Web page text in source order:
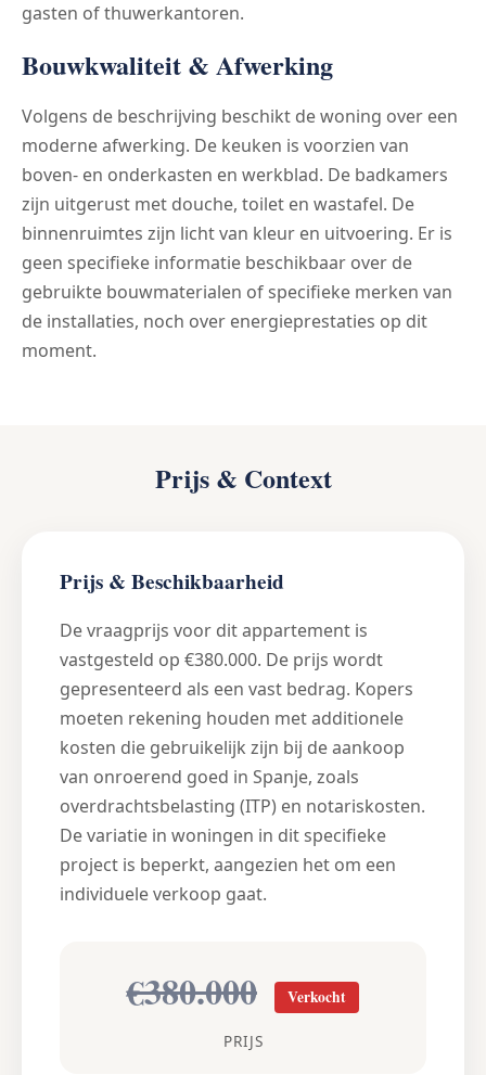
gasten of thuwerkantoren.
Bouwkwaliteit & Afwerking
Volgens de beschrijving beschikt de woning over een
moderne afwerking. De keuken is voorzien van
boven- en onderkasten en werkblad. De badkamers
zijn uitgerust met douche, toilet en wastafel. De
binnenruimtes zijn licht van kleur en uitvoering. Er is
geen specifieke informatie beschikbaar over de
gebruikte bouwmaterialen of specifieke merken van
de installaties, noch over energieprestaties op dit
moment.
Prijs & Context
Prijs & Beschikbaarheid
De vraagprijs voor dit appartement is
vastgesteld op €380.000. De prijs wordt
gepresenteerd als een vast bedrag. Kopers
moeten rekening houden met additionele
kosten die gebruikelijk zijn bij de aankoop
van onroerend goed in Spanje, zoals
overdrachtsbelasting (ITP) en notariskosten.
De variatie in woningen in dit specifieke
project is beperkt, aangezien het om een
individuele verkoop gaat.
€380.000 Verkocht
PRIJS